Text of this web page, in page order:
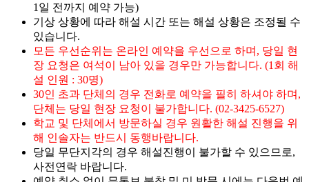
1일 전까지 예약 가능)
기상 상황에 따라 해설 시간 또는 해설 상황은 조정될 수
있습니다.
모든 우선순위는 온라인 예약을 우선으로 하며, 당일 현
장 요청은 여석이 남아 있을 경우만 가능합니다. (1회 해
설 인원 : 30명)
30인 초과 단체의 경우 전화로 예약을 필히 하셔야 하며,
단체는 당일 현장 요청이 불가합니다. (02-3425-6527)
학교 및 단체에서 방문하실 경우 원활한 해설 진행을 위
해 인솔자는 반드시 동행바랍니다.
당일 무단지각의 경우 해설진행이 불가할 수 있으므로,
사전연락 바랍니다.